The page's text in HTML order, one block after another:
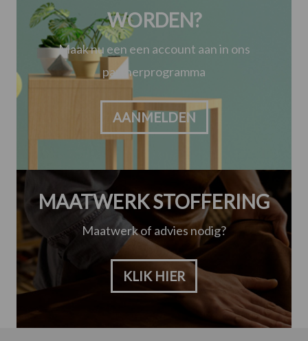
WORDEN?
Maak nu een een account aan in ons
partnerprogramma
AANMELDEN
MAATWERK STOFFERING
Maatwerk of advies nodig?
KLIK HIER